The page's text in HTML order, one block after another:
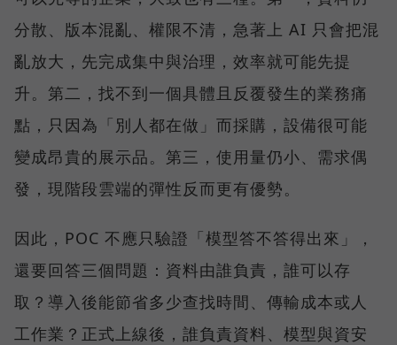
分散、版本混亂、權限不清，急著上 AI 只會把混
亂放大，先完成集中與治理，效率就可能先提
升。第二，找不到一個具體且反覆發生的業務痛
點，只因為「別人都在做」而採購，設備很可能
變成昂貴的展示品。第三，使用量仍小、需求偶
發，現階段雲端的彈性反而更有優勢。
因此，POC 不應只驗證「模型答不答得出來」，
還要回答三個問題：資料由誰負責，誰可以存
取？導入後能節省多少查找時間、傳輸成本或人
工作業？正式上線後，誰負責資料、模型與資安